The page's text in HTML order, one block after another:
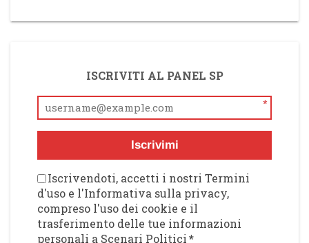
ISCRIVITI AL PANEL SP
*
Iscrivimi
Iscrivendoti, accetti i nostri Termini
d'uso e l'Informativa sulla privacy,
compreso l'uso dei cookie e il
trasferimento delle tue informazioni
personali a Scenari Politici*